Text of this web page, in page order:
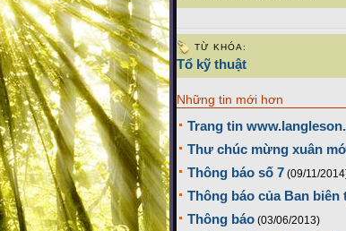
TỪ KHÓA:
Tổ kỹ thuật
Những tin mới hơn
Trang tin
Thư chúc mừng xuân
Thông báo số 7 (09/11/
Thông báo của Ban biên
Thông báo (03/06/2013)